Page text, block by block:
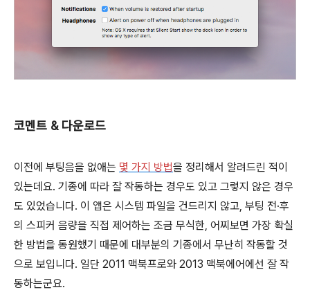
코멘트 & 다운로드
이전에 부팅음을 없애는 몇 가지 방법을 정리해서 알려드린 적이
있는데요. 기종에 따라 잘 작동하는 경우도 있고 그렇지 않은 경우
도 있었습니다. 이 앱은 시스템 파일을 건드리지 않고, 부팅 전·후
의 스피커 음량을 직접 제어하는 조금 무식한, 어찌보면 가장 확실
한 방법을 동원했기 때문에 대부분의 기종에서 무난히 작동할 것
으로 보입니다. 일단 2011 맥북프로와 2013 맥북에어에선 잘 작
동하는군요.